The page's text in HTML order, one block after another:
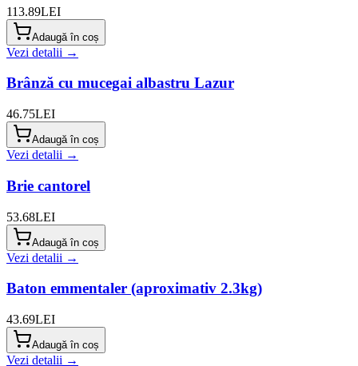
113.89LEI
Adaugă în coș
Vezi detalii →
Brânză cu mucegai albastru Lazur
46.75LEI
Adaugă în coș
Vezi detalii →
Brie cantorel
53.68LEI
Adaugă în coș
Vezi detalii →
Baton emmentaler (aproximativ 2.3kg)
43.69LEI
Adaugă în coș
Vezi detalii →